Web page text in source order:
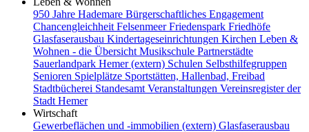
950 Jahre Hademare Bürgerschaftliches Engagement
Chancengleichheit FelsenmeerFriedenspark Friedhöfe
Glasfaserausbau Kindertageseinrichtungen Kirchen Leben &
Wohnen - die Übersicht Musikschule Partnerstädte
Sauerlandpark Hemer (extern) Schulen Selbsthilfegruppen
Senioren Spielplätze Sportstätten, Hallenbad, Freibad
Stadtbücherei Standesamt Veranstaltungen Vereinsregister der
Stadt Hemer
Wirtschaft
Gewerbeflächen und -immobilien (extern) Glasfaserausbau